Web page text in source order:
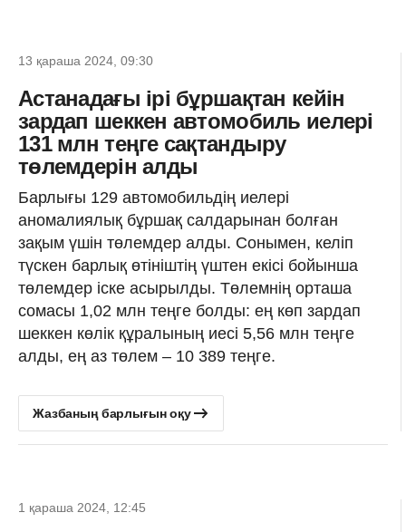
13 қараша 2024, 09:30
Астанадағы ірі бұршақтан кейін
зардап шеккен автомобиль иелері
131 млн теңге сақтандыру
төлемдерін алды
Барлығы 129 автомобильдің иелері
аномалиялық бұршақ салдарынан болған
зақым үшін төлемдер алды. Сонымен, келіп
түскен барлық өтініштің үштен екісі бойынша
төлемдер іске асырылды. Төлемнің орташа
сомасы 1,02 млн теңге болды: ең көп зардап
шеккен көлік құралының иесі 5,56 млн теңге
алды, ең аз төлем – 10 389 теңге.
Жазбаның барлығын оқу
1 қараша 2024, 12:45